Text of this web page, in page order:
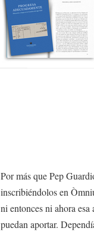
Por más que Pep
inscribiéndolos en
ni entonces ni ahora
puedan aportar.